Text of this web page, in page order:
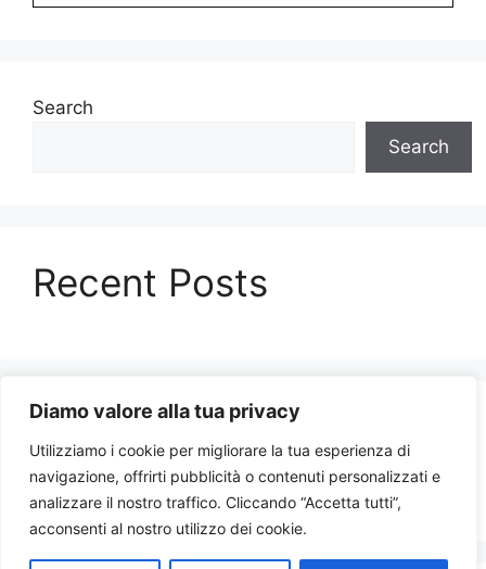
Diamo valore alla tua privacy
Utilizziamo i cookie per migliorare la tua esperienza di
navigazione, offrirti pubblicità o contenuti personalizzati e
analizzare il nostro traffico. Cliccando “Accetta tutti”,
acconsenti al nostro utilizzo dei cookie.
Search
Search
Recent Posts
Recent Comments
No comments to show.